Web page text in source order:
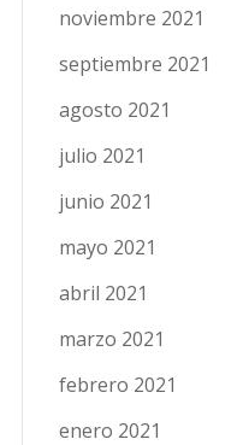
noviembre 2021
septiembre 2021
agosto 2021
julio 2021
junio 2021
mayo 2021
abril 2021
marzo 2021
febrero 2021
enero 2021